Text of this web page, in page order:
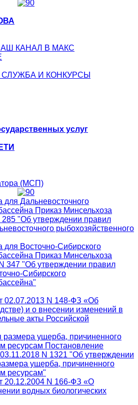
КАНАЛ В МАКС
И КОНКУРСЫ
услуг
(МСП)
Дальневосточного
Приказ Минсельхоза
285 "Об утверждении правил
рыбохозяйственного
Восточно-Сибирского
Приказ Минсельхоза
347 "Об утверждении правил
Сибирского
02.07.2013 N 148-ФЗ «Об
и о внесении изменений в
акты Российской
размера ущерба, причиненного
ресурсам Постановление
N 1321 "Об утверждении
ущерба, причиненного
ресурсам"
20.12.2004 N 166-ФЗ «О
водных биологических